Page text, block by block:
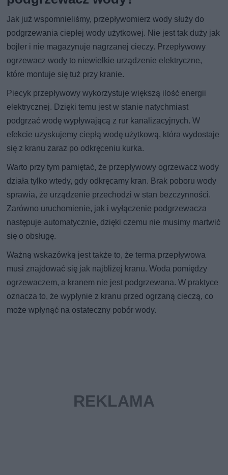
Jak już wspomnieliśmy, przepływomierz wody służy do
podgrzewania ciepłej wody użytkowej. Nie jest tak duży jak
bojler i nie magazynuje nagrzanej cieczy. Przepływowy
ogrzewacz wody to niewielkie urządzenie elektryczne,
które montuje się tuż przy kranie.
Piecyk przepływowy wykorzystuje większą ilość energii
elektrycznej. Dzięki temu jest w stanie natychmiast
podgrzać wodę wypływającą z rur kanalizacyjnych. W
efekcie uzyskujemy ciepłą wodę użytkową, która wydostaje
się z kranu zaraz po odkręceniu kurka.
Warto przy tym pamiętać, że przepływowy ogrzewacz wody
działa tylko wtedy, gdy odkręcamy kran. Brak poboru wody
sprawia, że urządzenie przechodzi w stan bezczynności.
Zarówno uruchomienie, jak i wyłączenie podgrzewacza
następuje automatycznie, dzięki czemu nie musimy martwić
się o obsługę.
Ważną wskazówką jest także to, że terma przepływowa
musi znajdować się jak najbliżej kranu. Woda pomiędzy
ogrzewaczem, a kranem nie jest podgrzewana. W praktyce
oznacza to, że wypłynie z kranu przed ogrzaną cieczą, co
może wpłynąć na ostateczny pobór wody.